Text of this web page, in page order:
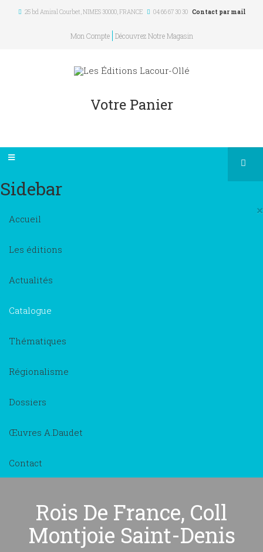
25 bd Amiral Courbet, NIMES 30000,FRANCE 04 66 67 30 30 Contact par mail
Mon Compte Découvrez Notre Magasin
Votre Panier
Sidebar
×
Accueil
Les éditions
Actualités
Catalogue
Thématiques
Régionalisme
Dossiers
Œuvres A.Daudet
Contact
Rois De France, Coll
Montjoie Saint-Denis